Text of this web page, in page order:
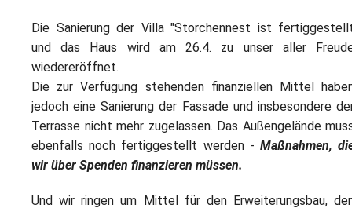
Die Sanierung der Villa "Storchennest ist
und das Haus wird am 26.4. zu unser aller
wiedereröffnet.
Die zur Verfügung stehenden finanziellen Mittel
jedoch eine Sanierung der Fassade und insbesondere
Terrasse nicht mehr zugelassen. Das Außengelände
ebenfalls noch fertiggestellt werden - Maßnahmen,
wir über Spenden finanzieren müssen.
Und wir ringen um Mittel für den Erweiterungsbau,